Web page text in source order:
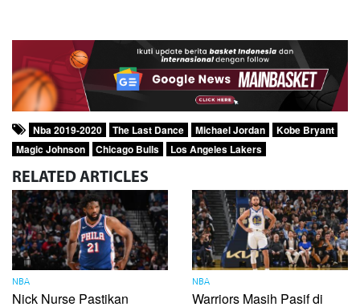
Nba 2019-2020 The Last Dance Michael Jordan
Kobe Bryant
Magic Johnson
Chicago Bulls Los Angeles Lakers
RELATED ARTICLES
NBA
Nick Nurse Pastikan
NBA
Warriors Masih Pasif di